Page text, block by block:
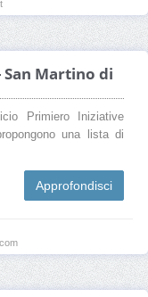
San Martino di
Primiero Iniziative
una lista di
Approfondisci